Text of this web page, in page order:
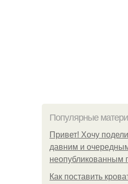
Популярные
Привет! Хочу
давним и
неопубликованным
Как поставить